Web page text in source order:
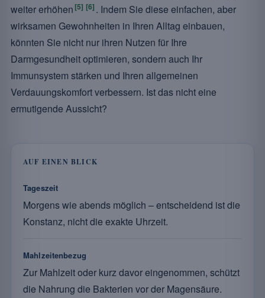
weiter erhöhen [5] [6] . Indem Sie diese einfachen, aber
wirksamen Gewohnheiten in Ihren Alltag einbauen,
könnten Sie nicht nur ihren Nutzen für Ihre
Darmgesundheit optimieren, sondern auch Ihr
Immunsystem stärken und Ihren allgemeinen
Verdauungskomfort verbessern. Ist das nicht eine
ermutigende Aussicht?
AUF EINEN BLICK
Tageszeit
Morgens wie abends möglich – entscheidend ist die
Konstanz, nicht die exakte Uhrzeit.
Mahlzeitenbezug
Zur Mahlzeit oder kurz davor eingenommen, schützt
die Nahrung die Bakterien vor der Magensäure.